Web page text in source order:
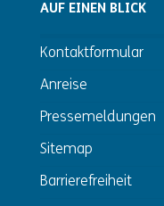
AUF EINEN BLICK
Kontaktformular
Anreise
Pressemeldungen
Sitemap
Barrierefreiheit